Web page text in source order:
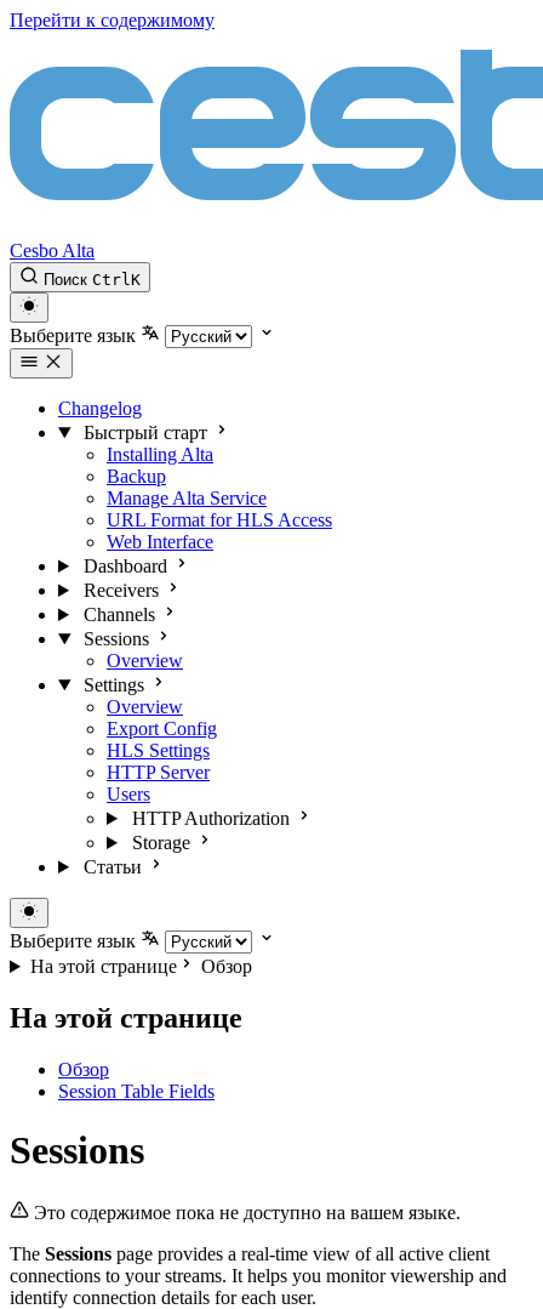
Перейти к содержимому
Cesbo Alta
Поиск CtrlK
Выберите язык
Changelog
Быстрый старт
Installing Alta
Backup
Manage Alta Service
URL Format for HLS Access
Web Interface
Dashboard
Receivers
Channels
Sessions
Overview
Settings
Overview
Export Config
HLS Settings
HTTP Server
Users
HTTP Authorization
Storage
Статьи
Выберите язык
На этой странице
Обзор
На этой странице
Обзор
Session Table Fields
Sessions
Это содержимое пока не доступно на вашем языке.
The Sessions page provides a real-time view of all active client
connections to your streams. It helps you monitor viewership and
identify connection details for each user.